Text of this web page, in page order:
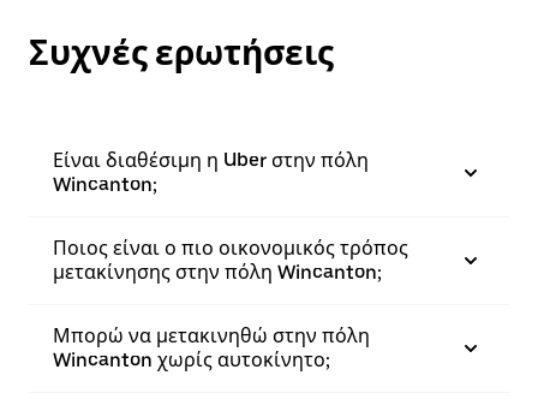
Συχνές ερωτήσεις
Είναι διαθέσιμη η Uber στην πόλη
Wincanton;
Ποιος είναι ο πιο οικονομικός τρόπος
μετακίνησης στην πόλη Wincanton;
Μπορώ να μετακινηθώ στην πόλη
Wincanton χωρίς αυτοκίνητο;